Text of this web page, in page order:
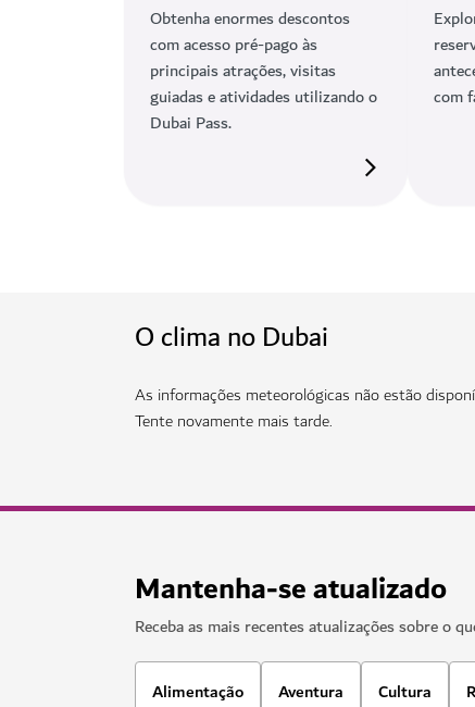
Obtenha enormes descontos
com acesso pré-pago às
principais atrações, visitas
guiadas e atividades utilizando o
Dubai Pass.
com
O clima no Dubai
As informações meteorológicas não estão
Tente novamente mais tarde.
Mantenha-se atualizado
Receba as mais recentes atualizações sobre o
Alimentação Aventura Cultura